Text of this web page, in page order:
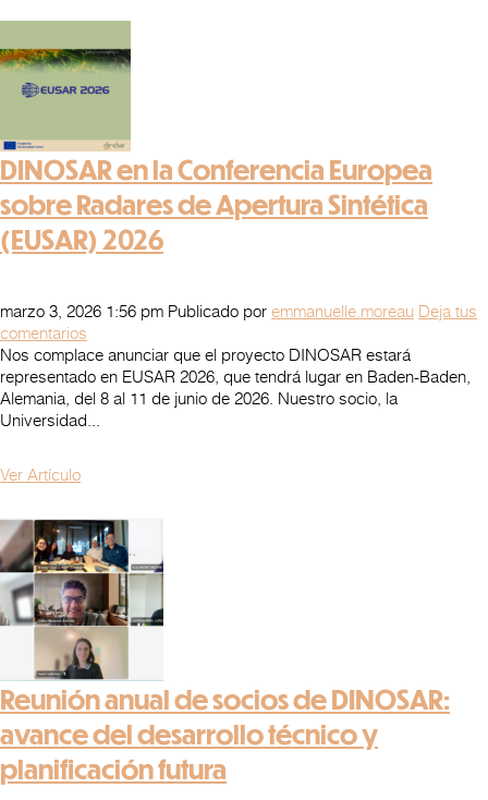
DINOSAR en la Conferencia Europea
sobre Radares de Apertura Sintética
(EUSAR) 2026
marzo 3, 2026 1:56 pm Publicado por emmanuelle.moreau Deja tus
comentarios
Nos complace anunciar que el proyecto DINOSAR estará
representado en EUSAR 2026, que tendrá lugar en Baden-Baden,
Alemania, del 8 al 11 de junio de 2026. Nuestro socio, la
Universidad...
Ver Artículo
Reunión anual de socios de DINOSAR:
avance del desarrollo técnico y
planificación futura